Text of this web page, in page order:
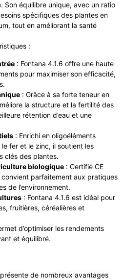
Son équilibre unique, avec un ratio
spécifiques des plantes en
tout en améliorant la santé
:
: Fontana 4.1.6 offre une haute
pour maximiser son efficacité,
: Grâce à sa forte teneur en
la structure et la fertilité des
rétention d’eau et une
: Enrichi en oligoéléments
fer et le zinc, il soutient les
clés des plantes.
biologique : Certifié CE
parfaitement aux pratiques
de l’environnement.
: Fontana 4.1.6 est idéal pour
fruitières, céréalières et
d’optimiser les rendements
et équilibré.
présente de nombreux avantages